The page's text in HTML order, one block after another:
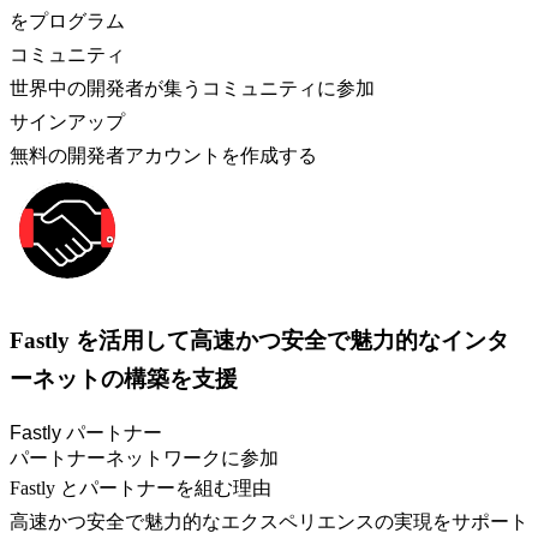
をプログラム
コミュニティ
世界中の開発者が集うコミュニティに参加
サインアップ
無料の開発者アカウントを作成する
Fastly を活用して高速かつ安全で魅力的なインタ
ーネットの構築を支援
Fastly パートナー
パートナーネットワークに参加
Fastly とパートナーを組む理由
高速かつ安全で魅力的なエクスペリエンスの実現をサポート